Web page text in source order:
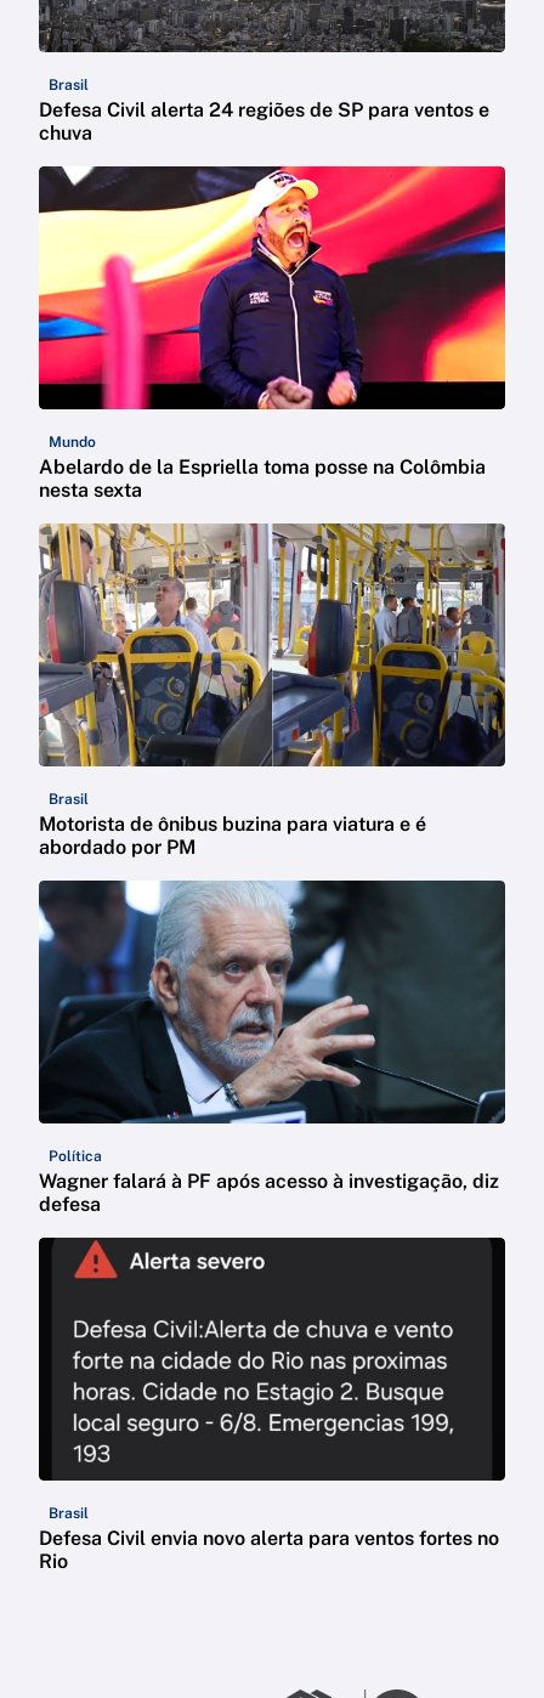
Brasil
Defesa Civil alerta 24 regiões de SP para ventos e
chuva
Mundo
Abelardo de la Espriella toma posse na Colômbia
nesta sexta
Brasil
Motorista de ônibus buzina para viatura e é
abordado por PM
Política
Wagner falará à PF após acesso à investigação, diz
defesa
Brasil
Defesa Civil envia novo alerta para ventos fortes no
Rio